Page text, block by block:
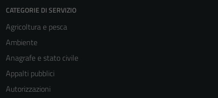
CATEGORIE DI SERVIZIO
Agricoltura e pesca
Ambiente
Anagrafe e stato civile
Appalti pubblici
Autorizzazioni